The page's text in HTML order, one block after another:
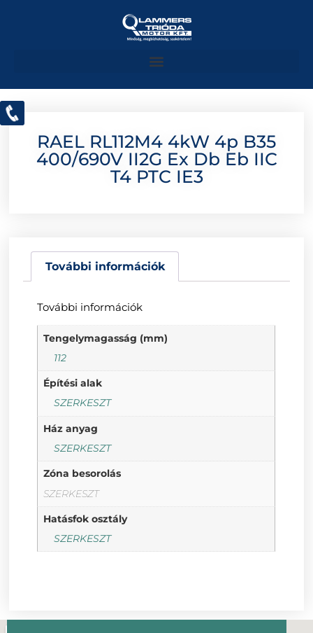
RAEL RL112M4 4kW 4p B35
400/690V II2G Ex Db Eb IIC
T4 PTC IE3
További információk
További információk
Tengelymagasság (mm)
112
Építési alak
SZERKESZT
Ház anyag
SZERKESZT
Zóna besorolás
SZERKESZT
Hatásfok osztály
SZERKESZT